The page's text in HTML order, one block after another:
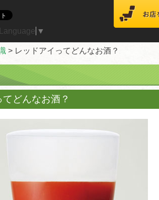
▼
> レッドアイってどんなお酒？
どんなお酒？